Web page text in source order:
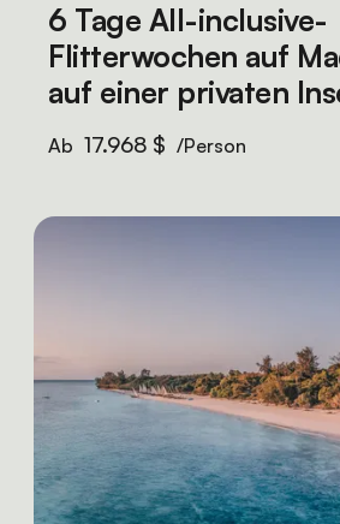
6 Tage All-inclusive-
Flitterwochen auf
auf einer privaten
Ab 17.968 $ /Person